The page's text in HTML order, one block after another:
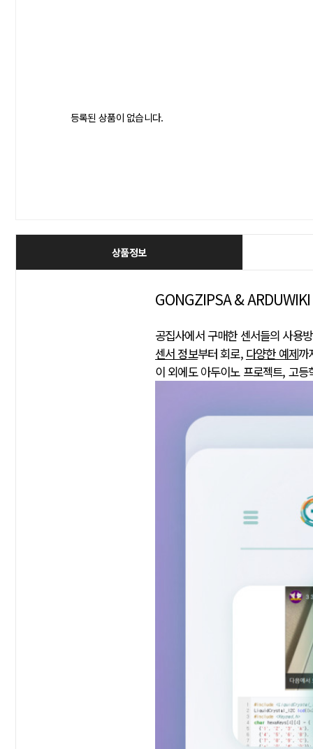
등록된 상품이 없습니다.
상품정보
GONGZIPSA & ARDUWIKI
공집사에서 구매한 센서들의 사용
센서 정보부터 회로, 다양한 예제까
이 외에도 아두이노 프로젝트, 고